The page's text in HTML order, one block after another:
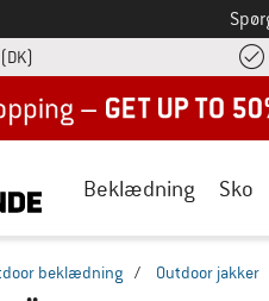
Beklædning Sko
beklædning / Outdoor jakker